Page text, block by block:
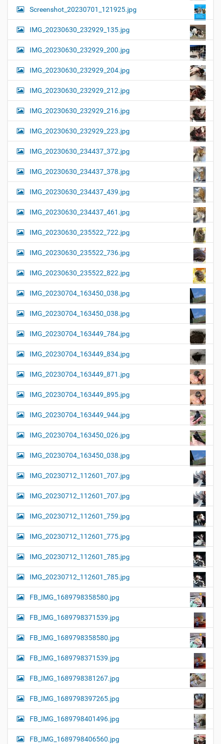
Screenshot_20230701_121925.jpg
IMG_20230630_232929_135.jpg
IMG_20230630_232929_200.jpg
IMG_20230630_232929_204.jpg
IMG_20230630_232929_212.jpg
IMG_20230630_232929_216.jpg
IMG_20230630_232929_223.jpg
IMG_20230630_234437_372.jpg
IMG_20230630_234437_378.jpg
IMG_20230630_234437_439.jpg
IMG_20230630_234437_461.jpg
IMG_20230630_235522_722.jpg
IMG_20230630_235522_736.jpg
IMG_20230630_235522_822.jpg
IMG_20230704_163450_038.jpg
IMG_20230704_163450_038.jpg
IMG_20230704_163449_784.jpg
IMG_20230704_163449_834.jpg
IMG_20230704_163449_871.jpg
IMG_20230704_163449_895.jpg
IMG_20230704_163449_944.jpg
IMG_20230704_163450_026.jpg
IMG_20230704_163450_038.jpg
IMG_20230712_112601_707.jpg
IMG_20230712_112601_707.jpg
IMG_20230712_112601_759.jpg
IMG_20230712_112601_775.jpg
IMG_20230712_112601_785.jpg
IMG_20230712_112601_785.jpg
FB_IMG_1689798358580.jpg
FB_IMG_1689798371539.jpg
FB_IMG_1689798358580.jpg
FB_IMG_1689798371539.jpg
FB_IMG_1689798381267.jpg
FB_IMG_1689798397265.jpg
FB_IMG_1689798401496.jpg
FB_IMG_1689798406560.jpg